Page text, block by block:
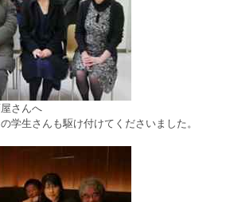
さんへ
生さんも駆け付けてくださいました。